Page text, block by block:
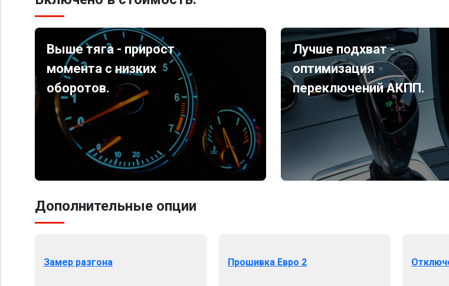
Выше тяга - прирост
момента с низких
оборотов.
Лучше подхват -
оптимизация
переключений АКПП.
Дополнительные опции
Замер разгона Прошивка Евро 2